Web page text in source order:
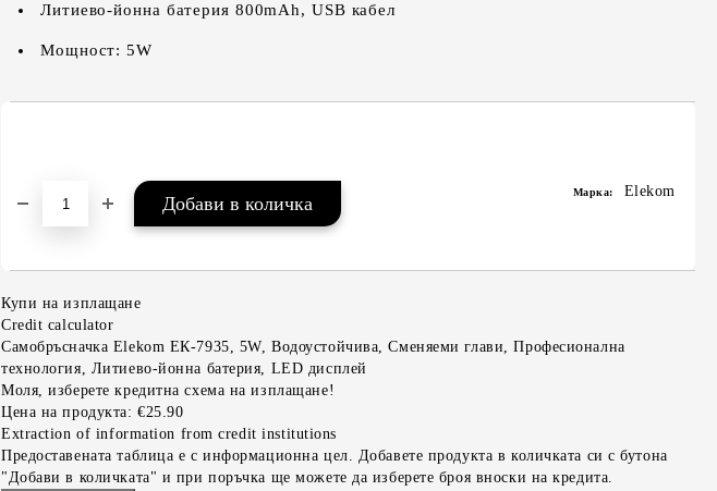
Литиево-йонна батерия 800mAh, USB кабел
Мощност: 5W
Марка: Elekom
Купи на изплащане
Credit calculator
Самобръсначка Elekom ЕК-7935, 5W, Водоустойчива, Сменяеми глави, Професионална
технология, Литиево-йонна батерия, LED дисплей
Моля, изберете кредитна схема на изплащане!
Цена на продукта: €25.90
Extraction of information from credit institutions
Предоставената таблица е с информационна цел. Добавете продукта в количката си с бутона
"Добави в количката" и при поръчка ще можете да изберете броя вноски на кредита.